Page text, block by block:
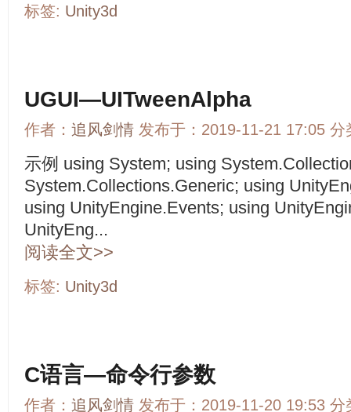
标签: Unity3d
UGUI—UITweenAlpha
作者： 追风剑情 发布于：2019-11-21 17:05 分
示例 using System; using
System.Collections.Generic; using
using UnityEngine.Events; using
UnityEng...
阅读全文>>
标签: Unity3d
C语言—命令行参数
作者： 追风剑情 发布于：2019-11-20 19:53 分